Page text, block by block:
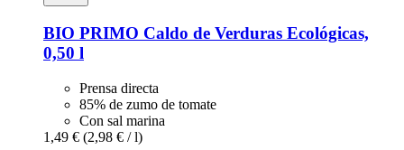
BIO PRIMO Caldo de Verduras Ecológicas,
0,50 l
Prensa directa
85% de zumo de tomate
Con sal marina
1,49 € (2,98 € / l)